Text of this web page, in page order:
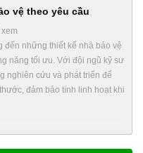
vệ theo yêu cầu
đến những thiết kế nhà bảo vệ
năng tối ưu. Với đội ngũ kỹ sư
nghiên cứu và phát triển để
đảm bảo tính linh hoạt khi